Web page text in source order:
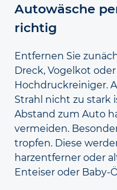
Auto­wäsche
richtig
Entfernen Sie
Dreck, Vogel kot
Hoch­druck­reiniger.
Strahl nicht zu stark
Abstand zum Auto
vermeiden.
tropfen. Diese
harzentferner oder
Enteiser oder Baby-